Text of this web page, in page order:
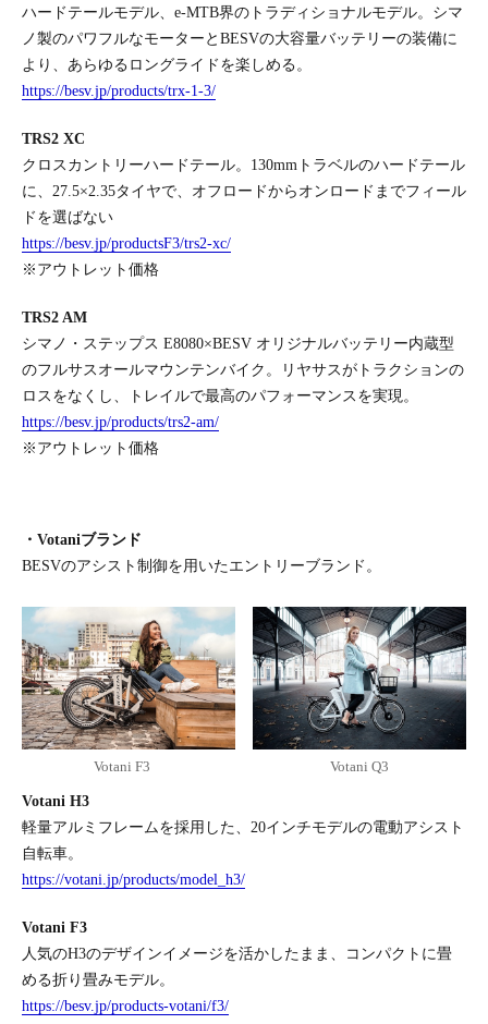
ハードテールモデル、e-MTB界のトラディショナルモデル。シマ
ノ製のパワフルなモーターとBESVの大容量バッテリーの装備に
より、あらゆるロングライドを楽しめる。
https://besv.jp/products/trx-1-3/
TRS2 XC
クロスカントリーハードテール。130mmトラベルのハードテール
に、27.5×2.35タイヤで、オフロードからオンロードまでフィール
ドを選ばない
https://besv.jp/productsF3/trs2-xc/
※アウトレット価格
TRS2 AM
シマノ・ステップス E8080×BESV オリジナルバッテリー内蔵型
のフルサスオールマウンテンバイク。リヤサスがトラクションの
ロスをなくし、トレイルで最高のパフォーマンスを実現。
https://besv.jp/products/trs2-am/
※アウトレット価格
・Votaniブランド
BESVのアシスト制御を用いたエントリーブランド。
Votani F3 Votani Q3
Votani H3
軽量アルミフレームを採用した、20インチモデルの電動アシスト
自転車。
https://votani.jp/products/model_h3/
Votani F3
人気のH3のデザインイメージを活かしたまま、コンパクトに畳
める折り畳みモデル。
https://besv.jp/products-votani/f3/